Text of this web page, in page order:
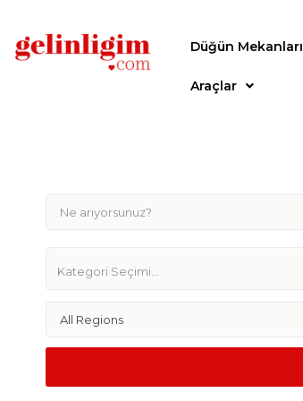
Düğün Mekanları
Araçlar
All Regions